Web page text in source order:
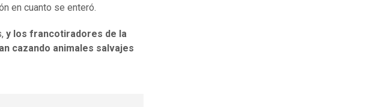
en cuanto se enteró.
y los francotiradores de la
cazando animales salvajes